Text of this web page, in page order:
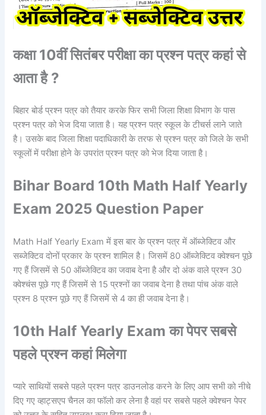
कक्षा 10वीं सितंबर परीक्षा का प्रश्न पत्र कहां से
आता है ?
बिहार बोर्ड प्रश्न पत्र को तैयार करके फिर सभी जिला शिक्षा विभाग के पास
प्रश्न पत्र को भेज दिया जाता है। यह प्रश्न पत्र स्कूल के टीचर्स लाने जाते
है। उसके बाद जिला शिक्षा पदाधिकारी के तरफ से प्रश्न पत्र को जिले के सभी
स्कूलों में परीक्षा होने के उपरांत प्रश्न पत्र को भेज दिया जाता है।
Bihar Board 10th Math Half Yearly
Exam 2025 Question Paper
Math Half Yearly Exam में इस बार के प्रश्न पत्र में ऑब्जेक्टिव और
सब्जेक्टिव दोनों प्रकार के प्रश्न शामिल है। जिसमें 80 ऑब्जेक्टिव क्वेश्चन पूछे
गए हैं जिसमें से 50 ऑब्जेक्टिव का जवाब देना है और दो अंक वाले प्रश्न 30
क्वेश्चंस पूछे गए हैं जिसमें से 15 प्रश्नों का जवाब देना है तथा पांच अंक वाले
प्रश्न 8 प्रश्न पूछे गए हैं जिसमें से 4 का ही जवाब देना है।
10th Half Yearly Exam का पेपर सबसे
पहले प्रश्न कहां मिलेगा
प्यारे साथियों सबसे पहले प्रश्न पत्र डाउनलोड करने के लिए आप सभी को नीचे
दिए गए व्हाट्सएप चैनल का फॉलो कर लेना है वहां पर सबसे पहले क्वेश्चन पेपर